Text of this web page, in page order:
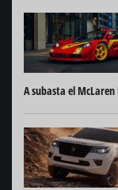
A subasta el